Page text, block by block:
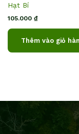
Hạt Bí
105.000 ₫
Thêm vào giỏ